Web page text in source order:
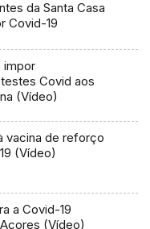
da Santa Casa
Covid-19
impor
Covid aos
(Vídeo)
vacina de reforço
contra a Covid-19 (Vídeo)
a Covid-19
(Vídeo)